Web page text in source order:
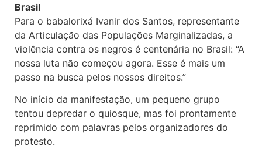
Brasil
Para o babalorixá Ivanir dos Santos, representante
da Articulação das Populações Marginalizadas, a
violência contra os negros é centenária no Brasil: “A
nossa luta não começou agora. Esse é mais um
passo na busca pelos nossos direitos.”
No início da manifestação, um pequeno grupo
tentou depredar o quiosque, mas foi prontamente
reprimido com palavras pelos organizadores do
protesto.